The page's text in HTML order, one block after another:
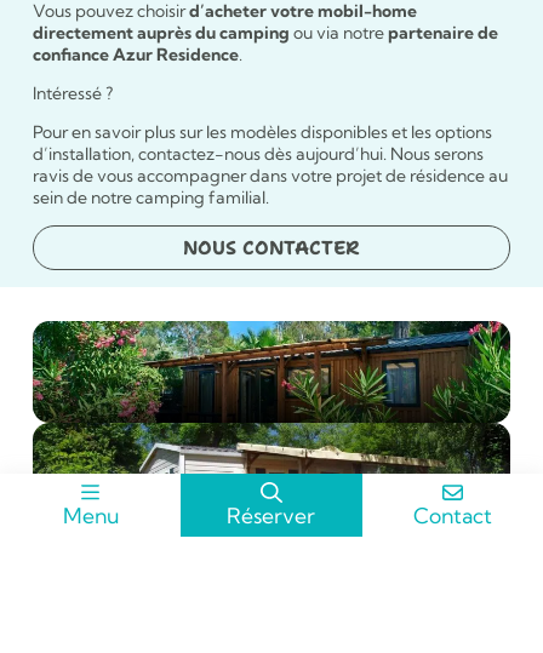
Vous pouvez choisird’acheter votre mobil-home
directement auprès du camping ou via notrepartenaire de
confiance Azur Residence.
Intéressé ?
Pour en savoir plus sur les modèles disponibles et les options
d’installation, contactez-nous dès aujourd’hui. Nous serons
ravis de vous accompagner dans votre projet de résidence au
sein de notre camping familial.
NOUS CONTACTER
Menu Réserver Contact